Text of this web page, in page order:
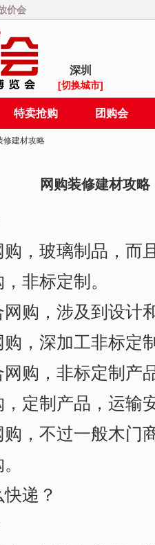
价会
深圳
[切换城市]
特卖抢购 团购会
修建材攻略
网购装修建材攻略
，玻璃制品，而
非标定制。
购，涉及到设计
，深加工非标定
购，非标定制产
定制产品，运输
，不过一般木门
递？